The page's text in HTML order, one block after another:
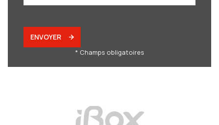
ENVOYER
* Champs obligatoires